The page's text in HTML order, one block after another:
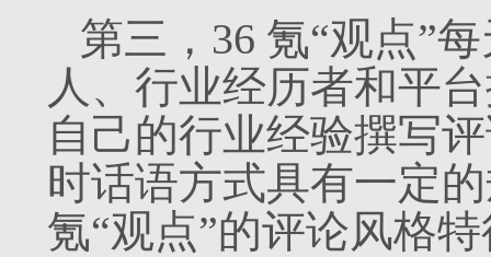
第三，36 氪“观点”
人、行业经历者和平
自己的行业经验撰写
时话语方式具有一定
氪“观点”的评论风格